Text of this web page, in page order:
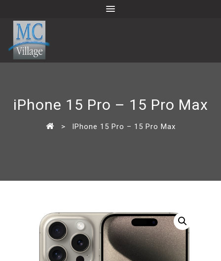
iPhone 15 Pro – 15 Pro Max
> IPhone 15 Pro – 15 Pro Max